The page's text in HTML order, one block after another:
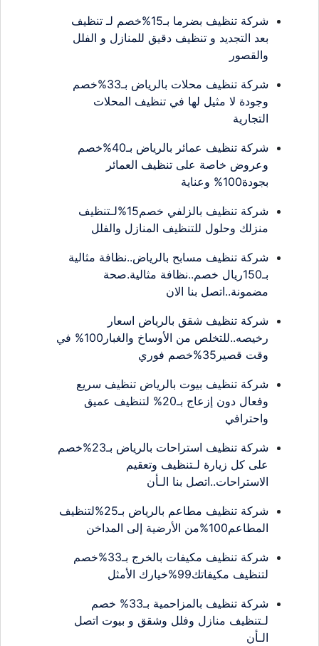
شركة تنظيف بضرما بـ15%خصم لـ تنظيف
بعد التجديد و تنظيف دقيق للمنازل و الفلل
والقصور
شركة تنظيف محلات بالرياض بـ33%خصم
وجودة لا مثيل لها في تنظيف المحلات
التجارية
شركة تنظيف عمائر بالرياض بـ40%خصم
وعروض خاصة على تنظيف العمائر
بجودة100% وعناية
شركة تنظيف بالزلفي خصم15%لـتنظيف
منزلك وحلول للتنظيف المنازل والفلل
شركة تنظيف مسابح بالرياض..نظافة مثالية
بـ150ريال خصم..نظافة مثالية.صحة
مضمونة..اتصل بنا الان
شركة تنظيف شقق بالرياض اسعار
رخيصه..للتخلص من الأوساخ والغبار100% في
وقت قصير35%خصم فوري
شركة تنظيف بيوت بالرياض تنظيف سريع
وفعال دون إزعاج بـ20% لتنظيف عميق
واحترافي
شركة تنظيف استراحات بالرياض بـ23%خصم
على كل زيارة لـتنظيف وتعقيم
الاستراحات..اتصل بنا الـأن
شركة تنظيف مطاعم بالرياض بـ25%لتنظيف
المطاعم100%من الأرضية إلى المداخن
شركة تنظيف مكيفات بالخرج بـ33%خصم
لتنظيف مكيفاتك99%خيارك الأمثل
شركة تنظيف بالمزاحمية بـ33% خصم
لـتنظيف منازل وفلل وشقق و بيوت اتصل
الـأن